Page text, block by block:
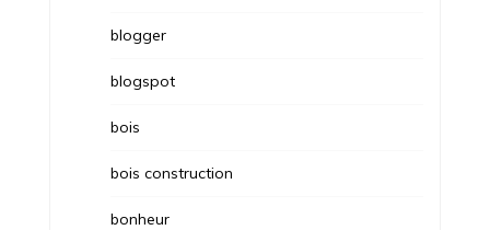
blogger
blogspot
bois
bois construction
bonheur